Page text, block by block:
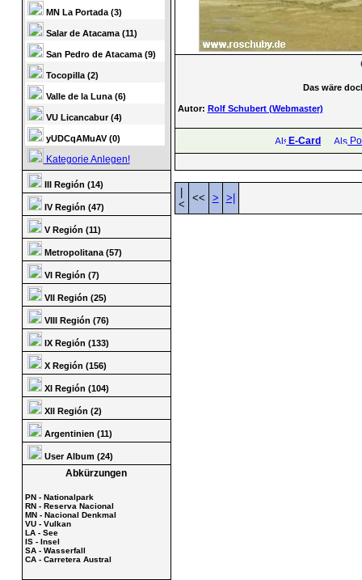
MN La Portada (3)
Salar de Atacama (11)
San Pedro de Atacama (9)
Tocopilla (2)
Valle de la Luna (6)
VU Licancabur (4)
yUDCqAMuAV (0)
Kategorie Anlegen!
III Región (14)
IV Región (47)
V Región (11)
Metropolitana (57)
VI Región (7)
VII Región (25)
VIII Región (76)
IX Región (133)
X Región (156)
XI Región (104)
XII Región (2)
Argentinien (11)
User Album (24)
Abkürzungen
PN - Nationalpark
RN - Reserva Nacional
MN - Nacional Denkmal
VU - Vulkan
LA - See
IS - Insel
SA - Wasserfall
CA - Carretera Austral
Das wäre
Autor: Rolf Schubert (Webmaster)
E-Card
<
<< > >|